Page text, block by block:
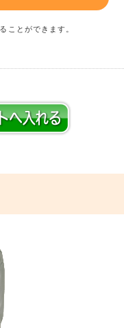
ことができます。